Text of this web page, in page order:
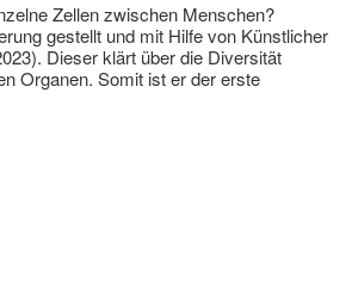
Zellen zwischen Menschen?
gestellt und mit Hilfe von Künstlicher
Dieser klärt über die Diversität
Organen. Somit ist er der erste